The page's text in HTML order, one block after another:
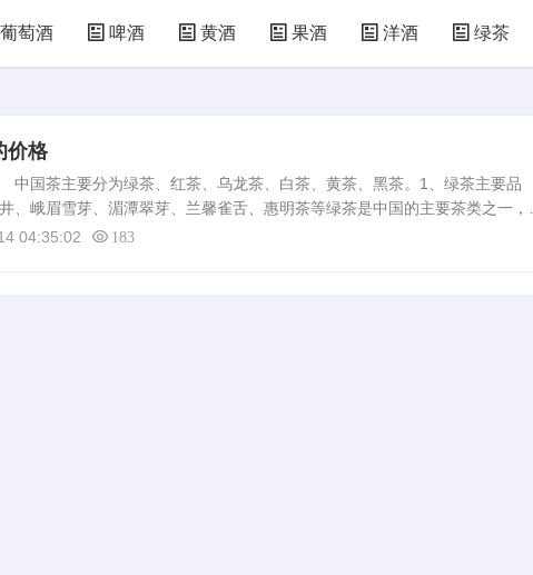
葡萄酒 啤酒 黄酒 果酒 洋酒 绿茶
价格
国茶主要分为绿茶、红茶、乌龙茶、白茶、黄茶、黑茶。1、绿茶主要品
、峨眉雪芽、湄潭翠芽、兰馨雀舌、惠明茶等绿茶是中国的主要茶类之一，
经发酵，经杀青、整形、烘干等工艺而制作的饮品。其制成品的色泽和冲泡
04:35:02 183